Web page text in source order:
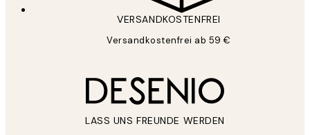
VERSANDKOSTENFREI
Versandkostenfrei ab 59 €
LASS UNS FREUNDE WERDEN